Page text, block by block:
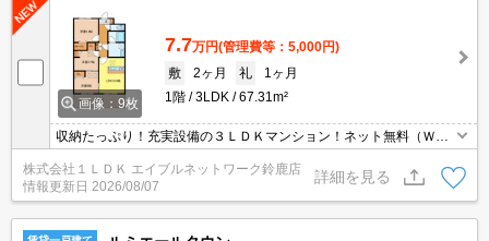
画像：9枚
7.7万円(管理費等：5,000円)
敷
2ヶ月 礼
1ヶ月
1階
3LDK 67.31m²
収納たっぷり！充実設備の３ＬＤＫマンション！ネット無料（Ｗｉ-
Ｆｉ付）、オートロックも付いているので防犯面も安心です☆
株式会社１ＬＤＫ エイブルネットワーク鈴鹿店
情報更新日 2026/08/07
詳細を見る